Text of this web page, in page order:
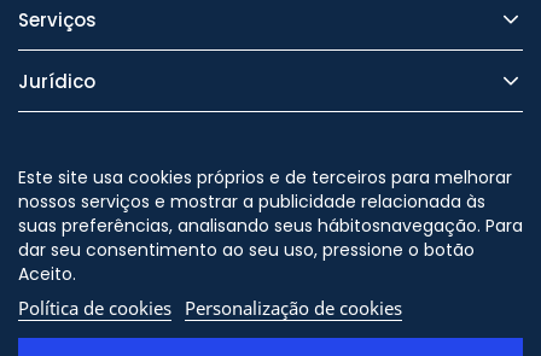
Serviços
Jurídico
Este site usa cookies próprios e de terceiros para melhorar
nossos serviços e mostrar a publicidade relacionada às
suas preferências, analisando seus hábitosnavegação. Para
dar seu consentimento ao seu uso, pressione o botão
Aceito.
Política de cookies Personalização de cookies
Nos siga no